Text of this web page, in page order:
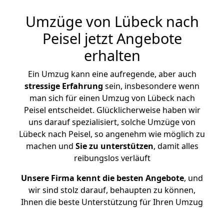
Umzüge von Lübeck nach
Peisel jetzt Angebote
erhalten
Ein Umzug kann eine aufregende, aber auch
stressige Erfahrung sein, insbesondere wenn
man sich für einen Umzug von Lübeck nach
Peisel entscheidet. Glücklicherweise haben wir
uns darauf spezialisiert, solche Umzüge von
Lübeck nach Peisel, so angenehm wie möglich zu
machen und Sie zu unterstützen, damit alles
reibungslos verläuft
Unsere Firma kennt die besten Angebote, und
wir sind stolz darauf, behaupten zu können,
Ihnen die beste Unterstützung für Ihren Umzug